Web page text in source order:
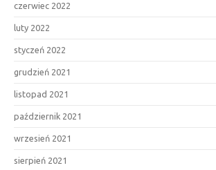
czerwiec 2022
luty 2022
styczeń 2022
grudzień 2021
listopad 2021
październik 2021
wrzesień 2021
sierpień 2021